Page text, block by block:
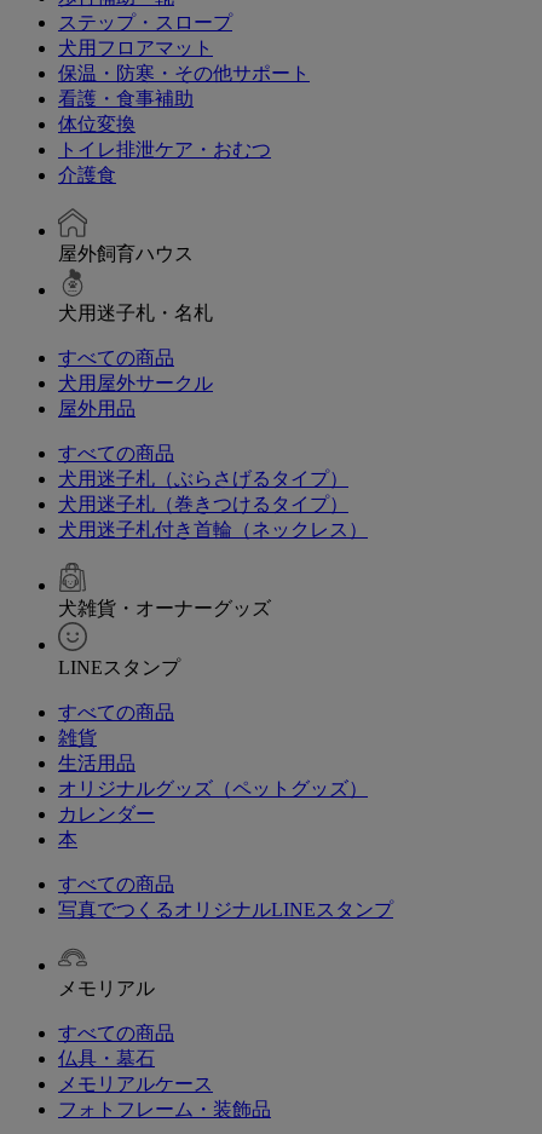
ステップ・スロープ
犬用フロアマット
保温・防寒・その他サポート
看護・食事補助
体位変換
トイレ排泄ケア・おむつ
介護食
屋外飼育ハウス
犬用迷子札・名札
すべての商品
犬用屋外サークル
屋外用品
すべての商品
犬用迷子札（ぶらさげるタイプ）
犬用迷子札（巻きつけるタイプ）
犬用迷子札付き首輪（ネックレス）
犬雑貨・オーナーグッズ
LINEスタンプ
すべての商品
雑貨
生活用品
オリジナルグッズ（ペットグッズ）
カレンダー
本
すべての商品
写真でつくるオリジナルLINEスタンプ
メモリアル
すべての商品
仏具・墓石
メモリアルケース
フォトフレーム・装飾品